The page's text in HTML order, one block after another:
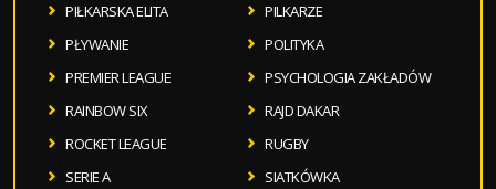
PIŁKARSKA ELITA
PILKARZE
PŁYWANIE
POLITYKA
PREMIER LEAGUE
PSYCHOLOGIA ZAKŁADÓW
RAINBOW SIX
RAJD DAKAR
ROCKET LEAGUE
RUGBY
SERIE A
SIATKÓWKA